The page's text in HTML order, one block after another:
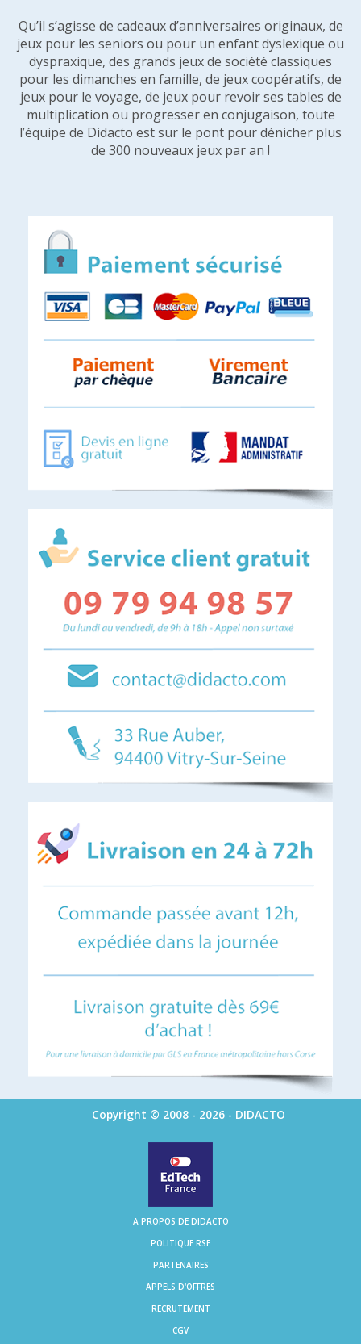
Qu’il s’agisse de cadeaux d’anniversaires originaux, de
jeux pour les seniors ou pour un enfant dyslexique ou
dyspraxique, des grands jeux de société classiques
pour les dimanches en famille, de jeux coopératifs, de
jeux pour le voyage, de jeux pour revoir ses tables de
multiplication ou progresser en conjugaison, toute
l’équipe de Didacto est sur le pont pour dénicher plus
de 300 nouveaux jeux par an !
Copyright © 2008 - 2026 - DIDACTO
A PROPOS DE DIDACTO
POLITIQUE RSE
PARTENAIRES
APPELS D'OFFRES
RECRUTEMENT
CGV